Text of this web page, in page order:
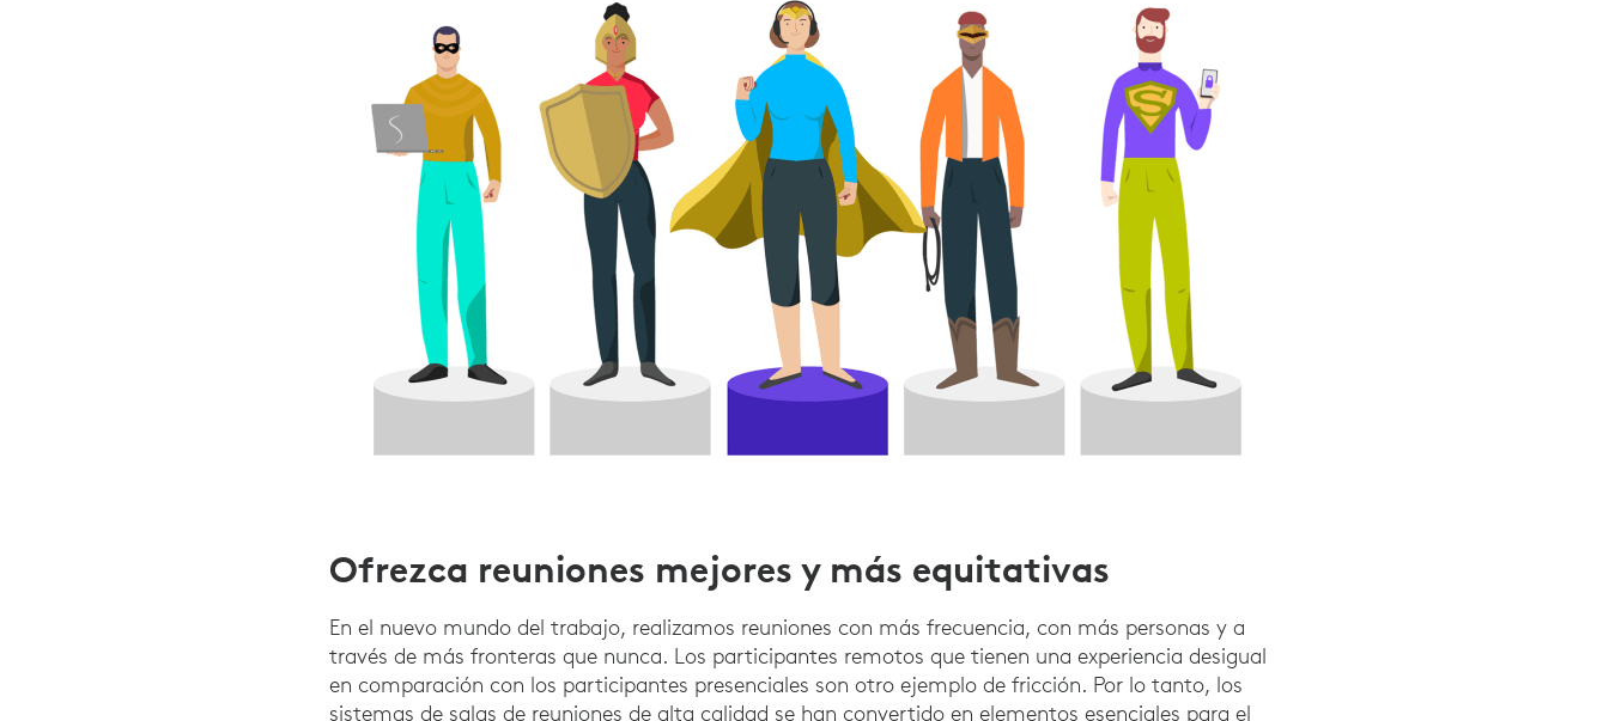
Ofrezca reuniones mejores y más equitativas
En el nuevo mundo del trabajo, realizamos reuniones con más frecuencia, con más personas y a
través de más fronteras que nunca. Los participantes remotos que tienen una experiencia desigual
en comparación con los participantes presenciales son otro ejemplo de fricción. Por lo tanto, los
sistemas de salas de reuniones de alta calidad se han convertido en elementos esenciales para el